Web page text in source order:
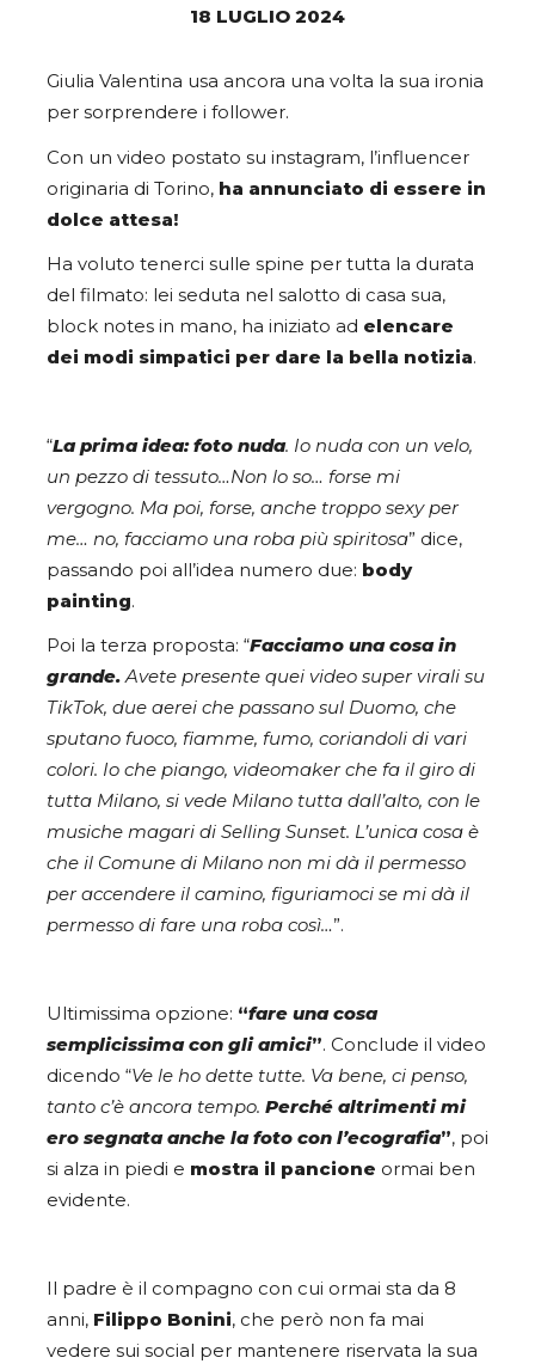
18 LUGLIO 2024
Giulia Valentina usa ancora una volta la sua ironia
per sorprendere i follower.
Con un video postato su instagram, l’influencer
originaria di Torino, ha annunciato di essere in
dolce attesa!
Ha voluto tenerci sulle spine per tutta la durata
del filmato: lei seduta nel salotto di casa sua,
block notes in mano, ha iniziato ad elencare
dei modi simpatici per dare la bella notizia.
“La prima idea: foto nuda. Io nuda con un velo,
un pezzo di tessuto…Non lo so… forse mi
vergogno. Ma poi, forse, anche troppo sexy per
me… no, facciamo una roba più spiritosa” dice,
passando poi all’idea numero due: body
painting.
Poi la terza proposta: “Facciamo una cosa in
grande.Avete presente quei video super virali su
TikTok, due aerei che passano sul Duomo, che
sputano fuoco, fiamme, fumo, coriandoli di vari
colori. Io che piango, videomaker che fa il giro di
tutta Milano, si vede Milano tutta dall’alto, con le
musiche magari di Selling Sunset. L’unica cosa è
che il Comune di Milano non mi dà il permesso
per accendere il camino, figuriamoci se mi dà il
permesso di fare una roba così…”.
Ultimissima opzione: “fare una cosa
semplicissima con gli amici”. Conclude il video
dicendo “Ve le ho dette tutte. Va bene, ci penso,
tanto c’è ancora tempo. Perché altrimenti mi
ero segnata anche la foto con l’ecografia”, poi
si alza in piedi e mostra il pancione ormai ben
evidente.
Il padre è il compagno con cui ormai sta da 8
anni, Filippo Bonini, che però non fa mai
vedere sui social per mantenere riservata la sua